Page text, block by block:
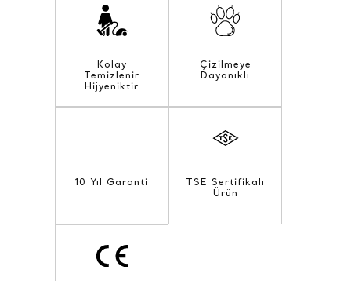
Kolay
Temizlenir
Hijyeniktir
Çizilmeye
Dayanıklı
10 Yıl Garanti
TSE Sertifikalı
Ürün